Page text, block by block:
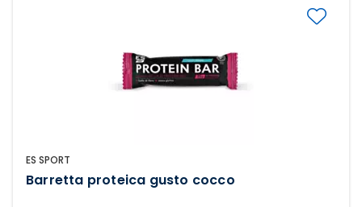
ES SPORT
Barretta proteica gusto cocco